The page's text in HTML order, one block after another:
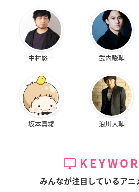
中村悠一 武内駿輔
坂本真綾 浪川大輔
みんなが注目しているアニ